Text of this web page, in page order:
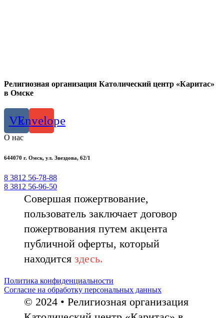
Религиозная организация Католический центр «Каритас»
в Омске
VkEnvelope
О нас
644070 г. Омск, ул. Звездова, 62/1
8 3812 56-78-88
8 3812 56-96-50
Совершая пожертвование,
пользователь заключает договор
пожертвования путем акцента
публичной оферты, который
находится здесь.
Политика конфиденциальности
Согласие на обработку персональных данных
© 2024 • Религиозная организация